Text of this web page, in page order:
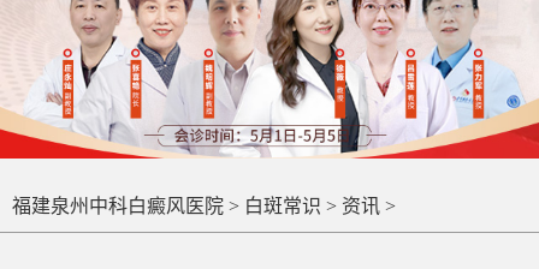
福建泉州中科白癜风医院 > 白斑常识 > 资讯 >